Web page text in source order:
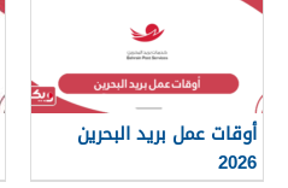
أوقات عمل بريد البحرين
2026